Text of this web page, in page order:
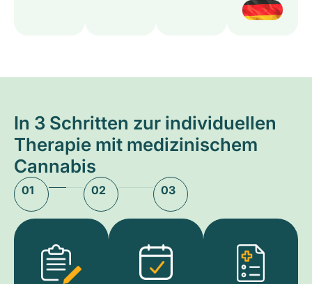
In 3 Schritten zur individuellen
Therapie mit medizinischem
Cannabis
01 02 03